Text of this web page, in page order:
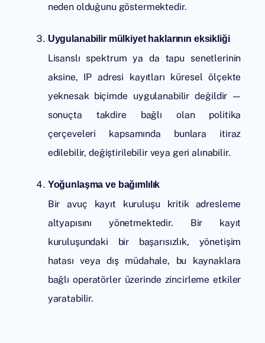
neden olduğunu göstermektedir.
Uygulanabilir mülkiyet haklarının eksikliği
Lisanslı spektrum ya da tapu senetlerinin
aksine, IP adresi kayıtları küresel ölçekte
yeknesak biçimde uygulanabilir değildir —
sonuçta takdire bağlı olan politika
çerçeveleri kapsamında bunlara itiraz
edilebilir, değiştirilebilir veya geri alınabilir.
Yoğunlaşma ve bağımlılık
Bir avuç kayıt kuruluşu kritik adresleme
altyapısını yönetmektedir. Bir kayıt
kuruluşundaki bir başarısızlık, yönetişim
hatası veya dış müdahale, bu kaynaklara
bağlı operatörler üzerinde zincirleme etkiler
yaratabilir.